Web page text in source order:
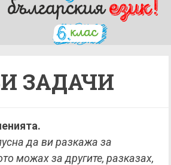
ЗАДАЧИ
да ви разкажа за
можах за другите, разказах,